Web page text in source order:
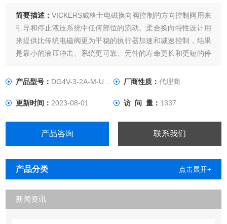
简要描述： VICKERS威格士电磁换向阀控制的方向控制阀用来
引导和停止液压系统中任何部位的流动。柔合换向特性设计用
来提供比传统电磁阀更为平稳的执行器加速和减速控制，结果
是最小的液压冲击、系统更可靠、元件的寿命更长和更短的停
产品型号： DG4V-3-2A-M-U-D6-60 厂商性质： 代理商
更新时间：2023-08-01 访 问 量： 1337
产品咨询 联系我们
产品分类 点击展开+
新闻资讯